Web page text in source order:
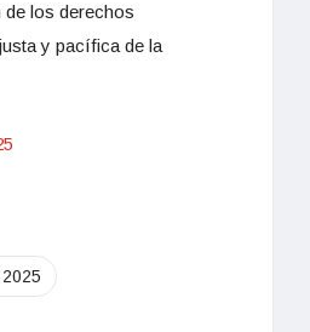
los derechos
y pacífica de la